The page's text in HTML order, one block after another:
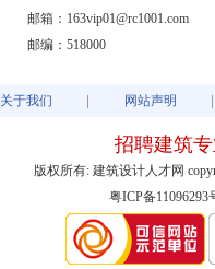
邮箱：163vip01@rc1001.com
邮编：518000
关于我们 网站声明
招聘建筑
版权所有: 建筑设计人才网
粤ICP备11096293